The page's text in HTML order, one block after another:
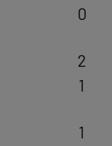
0
2
1
1